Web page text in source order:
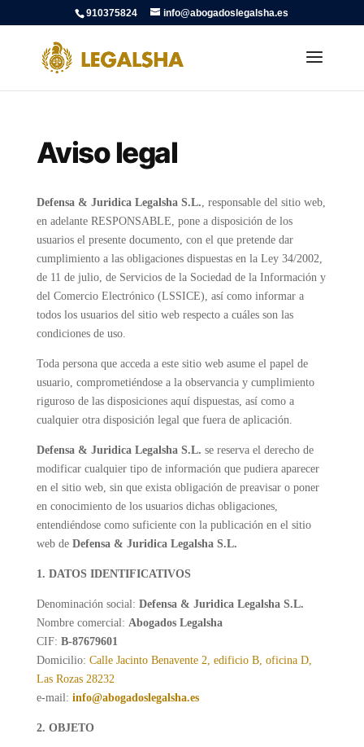
910375824 info@abogadoslegalsha.es
Aviso legal
Defensa & Juridica Legalsha S.L., responsable del sitio web,
en adelante RESPONSABLE, pone a disposición de los
usuarios el presente documento, con el que pretende dar
cumplimiento a las obligaciones dispuestas en la Ley 34/2002,
de 11 de julio, de Servicios de la Sociedad de la Información y
del Comercio Electrónico (LSSICE), así como informar a
todos los usuarios del sitio web respecto a cuáles son las
condiciones de uso.
Toda persona que acceda a este sitio web asume el papel de
usuario, comprometiéndose a la observancia y cumplimiento
riguroso de las disposiciones aquí dispuestas, así como a
cualquier otra disposición legal que fuera de aplicación.
Defensa & Juridica Legalsha S.L. se reserva el derecho de
modificar cualquier tipo de información que pudiera aparecer
en el sitio web, sin que exista obligación de preavisar o poner
en conocimiento de los usuarios dichas obligaciones,
entendiéndose como suficiente con la publicación en el sitio
web de Defensa & Juridica Legalsha S.L.
1. DATOS IDENTIFICATIVOS
Denominación social: Defensa & Juridica Legalsha S.L.
Nombre comercial: Abogados Legalsha
CIF: B-87679601
Domicilio: Calle Jacinto Benavente 2, edificio B, oficina D,
Las Rozas 28232
e-mail: info@abogadoslegalsha.es
2. OBJETO